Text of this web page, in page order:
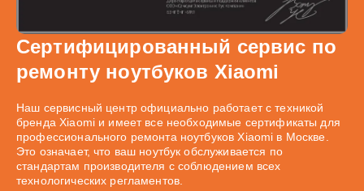
Сертифицированный сервис по
ремонту ноутбуков Xiaomi
Наш сервисный центр официально работает с техникой
бренда Xiaomi и имеет все необходимые сертификаты для
профессионального ремонта ноутбуков Xiaomi в Москве.
Это означает, что ваш ноутбук обслуживается по
стандартам производителя с соблюдением всех
технологических регламентов.